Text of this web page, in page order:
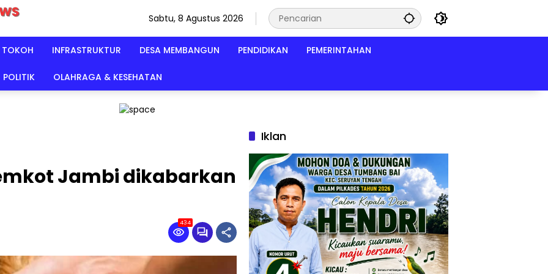
Sabtu, 8 Agustus 2026
TOKOH INFRASTRUKTUR DESA MEMBANGUN PENDIDIKAN PEMERINTAHAN
POLITIK OLAHRAGA & KESEHATAN
Jambi dikabarkan
434
Iklan